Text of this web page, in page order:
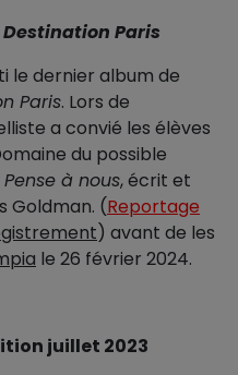
Destination Paris
le dernier album de
Paris. Lors de
a convié les élèves
du possible
Pense à nous, écrit et
Goldman. (Reportage
) avant de les
le 26 février 2024.
juillet 2023